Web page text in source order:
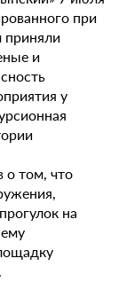
при
приняли
и
у
о том, что
на